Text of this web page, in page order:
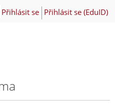
Přihlásit se Přihlásit se (EduID)